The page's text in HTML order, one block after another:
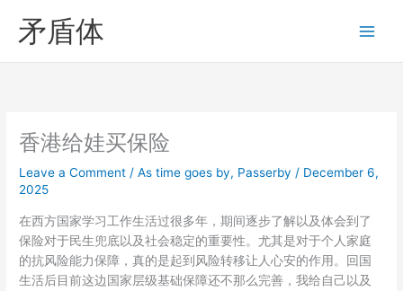
content
矛盾体
香港给娃买保险
Leave a Comment /As time goes by, Passerby / December 6,
2025
在西方国家学习工作生活过很多年，期间逐步了解以及体会到了
保险对于民生兜底以及社会稳定的重要性。尤其是对于个人家庭
的抗风险能力保障，真的是起到风险转移让人心安的作用。回国
生活后目前这边国家层级基础保障还不那么完善，我给自己以及